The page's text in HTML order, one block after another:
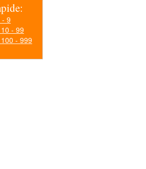
- 9
- 99
- 999